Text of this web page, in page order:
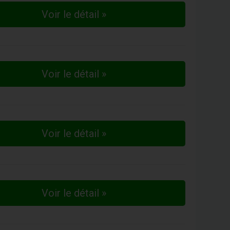
Voir le détail »
Voir le détail »
Voir le détail »
Voir le détail »